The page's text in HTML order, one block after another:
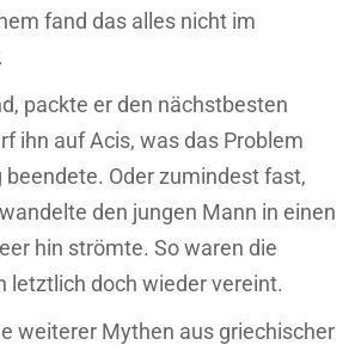
fand das alles nicht im
packte er den nächstbesten
ihn auf Acis, was das Problem
Oder zumindest fast,
den jungen Mann in einen
hin strömte. So waren die
letztlich doch wieder vereint.
weiterer Mythen aus griechischer